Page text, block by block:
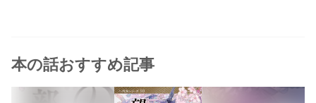
本の話おすすめ記事